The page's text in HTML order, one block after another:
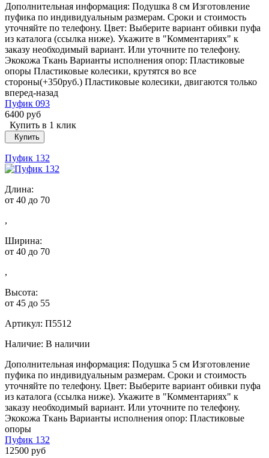
Дополнительная информация: Подушка 8 см Изготовление
пуфика по индивидуальным размерам. Сроки и стоимость
уточняйте по телефону. Цвет: Выберите вариант обивки пуфа
из каталога (ссылка ниже). Укажите в "Комментариях" к
заказу необходимый вариант. Или уточните по телефону.
Экокожа Ткань Варианты исполнения опор: Пластиковые
опоры Пластиковые колесики, крутятся во все
стороны(+350руб.) Пластиковые колесики, двигаются только
вперед-назад
Пуфик 093
6400 руб
Купить в 1 клик
Купить
Пуфик 132
Длина:
от 40 до 70
,
Ширина:
от 40 до 70
,
Высота:
от 45 до 55
Артикул: П5512
Наличие: В наличии
Дополнительная информация: Подушка 5 см Изготовление
пуфика по индивидуальным размерам. Сроки и стоимость
уточняйте по телефону. Цвет: Выберите вариант обивки пуфа
из каталога (ссылка ниже). Укажите в "Комментариях" к
заказу необходимый вариант. Или уточните по телефону.
Экокожа Ткань Варианты исполнения опор: Пластиковые
опоры
Пуфик 132
12500 руб